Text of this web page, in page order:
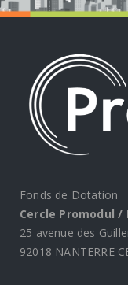
Fonds de Dotation
Cercle Promodul /
25 avenue des
92018 NANTERRE